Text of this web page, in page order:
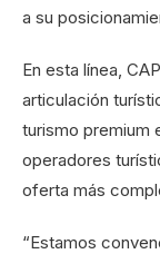
a su
En esta línea,
articulación
turismo premium
operadores
oferta más
“Estamos